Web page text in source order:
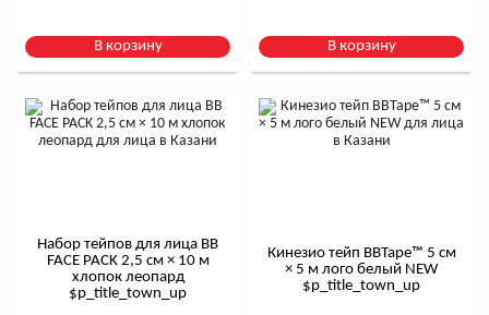
В корзину В корзину
Набор тейпов для лица BB
FACE PACK 2,5 см × 10 м
хлопок леопард
$р_title_town_up
Кинезио тейп BBTape™ 5 см
× 5 м лого белый NEW
$р_title_town_up